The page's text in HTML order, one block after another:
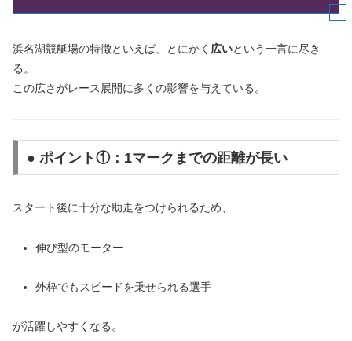
浜名湖競艇場の特徴といえば、とにかく 広いという一言に尽き
る。
この広さがレース展開に多くの影響を与えている。
● ポイント①：1マークまでの距離が長い
スタート後に十分な助走をつけられるため、
伸び型のモーター
外枠でもスピードを乗せられる選手
が活躍しやすくなる。